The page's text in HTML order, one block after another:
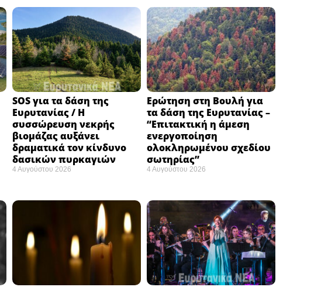
SOS για τα δάση της
Ευρυτανίας / Η
συσσώρευση νεκρής
βιομάζας αυξάνει
δραματικά τον κίνδυνο
δασικών πυρκαγιών
4 Αυγούστου 2026
Ερώτηση στη Βουλή για
τα δάση της Ευρυτανίας –
“Eπιτακτική η άμεση
ενεργοποίηση
ολοκληρωμένου σχεδίου
σωτηρίας”
4 Αυγούστου 2026